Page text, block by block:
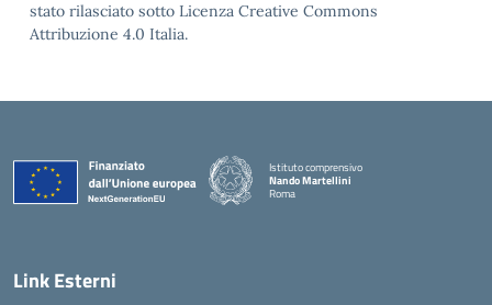
stato rilasciato sotto Licenza Creative Commons
Attribuzione 4.0 Italia.
Istituto comprensivo
Nando Martellini
Roma
Link Esterni